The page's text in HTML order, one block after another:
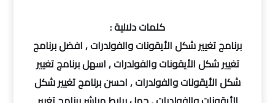
كلمات دلالية :
برنامج تغيير شكل الأيقونات والفولدرات , افضل برنامج
تغيير شكل الأيقونات والفولدرات , اسهل برنامج تغيير
شكل الأيقونات والفولدرات , احسن برنامج تغيير شكل